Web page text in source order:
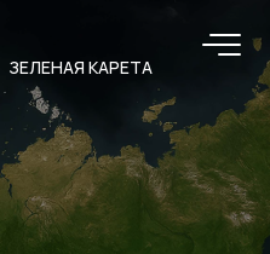
ЗЕЛЕНАЯ КАРЕТА